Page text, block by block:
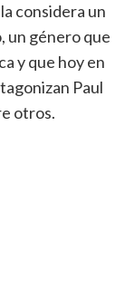
considera un
un género que
y que hoy en
Paul
otros.